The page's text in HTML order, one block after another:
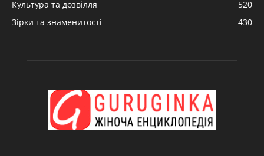
Культура та дозвілля
520
Зірки та знаменитості
430